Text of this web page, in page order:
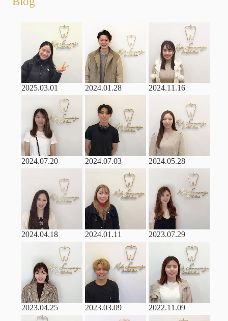
2025.03.01 2024.01.28 2024.11.16
2024.07.20 2024.07.03 2024.05.28
2024.04.18 2024.01.11 2023.07.29
2023.04.25 2023.03.09 2022.11.09